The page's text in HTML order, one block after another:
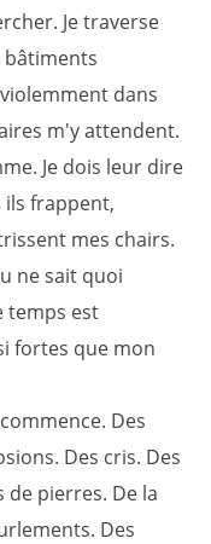
Je traverse
bâtiments
dans
m'y attendent.
Je dois leur dire
ils frappent,
mes chairs.
ne sait quoi
temps est
fortes que mon
Des
Des cris. Des
pierres. De la
Des